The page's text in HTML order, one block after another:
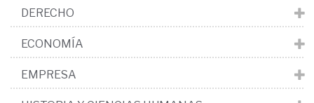
DERECHO
ECONOMÍA
EMPRESA